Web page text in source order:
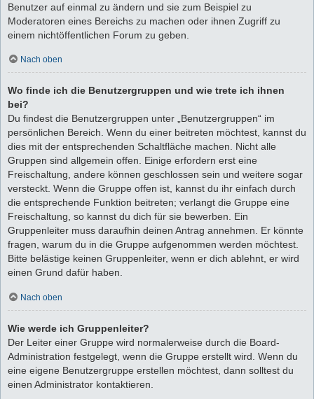
Benutzer auf einmal zu ändern und sie zum Beispiel zu
Moderatoren eines Bereichs zu machen oder ihnen Zugriff zu
einem nichtöffentlichen Forum zu geben.
Nach oben
Wo finde ich die Benutzergruppen und wie trete ich ihnen
bei?
Du findest die Benutzergruppen unter „Benutzergruppen“ im
persönlichen Bereich. Wenn du einer beitreten möchtest, kannst du
dies mit der entsprechenden Schaltfläche machen. Nicht alle
Gruppen sind allgemein offen. Einige erfordern erst eine
Freischaltung, andere können geschlossen sein und weitere sogar
versteckt. Wenn die Gruppe offen ist, kannst du ihr einfach durch
die entsprechende Funktion beitreten; verlangt die Gruppe eine
Freischaltung, so kannst du dich für sie bewerben. Ein
Gruppenleiter muss daraufhin deinen Antrag annehmen. Er könnte
fragen, warum du in die Gruppe aufgenommen werden möchtest.
Bitte belästige keinen Gruppenleiter, wenn er dich ablehnt, er wird
einen Grund dafür haben.
Nach oben
Wie werde ich Gruppenleiter?
Der Leiter einer Gruppe wird normalerweise durch die Board-
Administration festgelegt, wenn die Gruppe erstellt wird. Wenn du
eine eigene Benutzergruppe erstellen möchtest, dann solltest du
einen Administrator kontaktieren.